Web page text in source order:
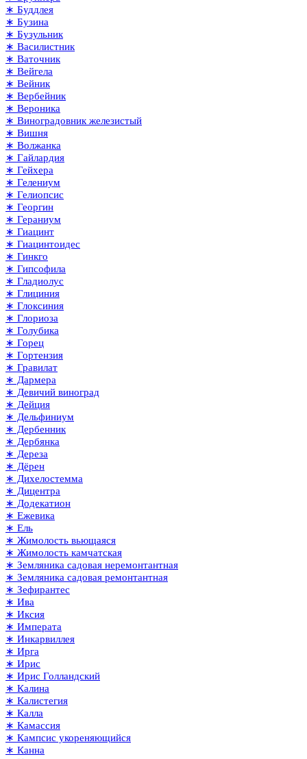
∗ Буддлея
∗ Бузина
∗ Бузульник
∗ Василистник
∗ Ваточник
∗ Вейгела
∗ Вейник
∗ Вербейник
∗ Вероника
∗ Виноградовник железистый
∗ Вишня
∗ Волжанка
∗ Гайлардия
∗ Гейхера
∗ Гелениум
∗ Гелиопсис
∗ Георгин
∗ Гераниум
∗ Гиацинт
∗ Гиацинтоидес
∗ Гинкго
∗ Гипсофила
∗ Гладиолус
∗ Глициния
∗ Глоксиния
∗ Глориоза
∗ Голубика
∗ Горец
∗ Гортензия
∗ Гравилат
∗ Дармера
∗ Девичий виноград
∗ Дейция
∗ Дельфиниум
∗ Дербенник
∗ Дербянка
∗ Дереза
∗ Дёрен
∗ Дихелостемма
∗ Дицентра
∗ Додекатион
∗ Ежевика
∗ Ель
∗ Жимолость вьющаяся
∗ Жимолость камчатская
∗ Земляника садовая неремонтантная
∗ Земляника садовая ремонтантная
∗ Зефирантес
∗ Ива
∗ Иксия
∗ Императа
∗ Инкарвиллея
∗ Ирга
∗ Ирис
∗ Ирис Голландский
∗ Калина
∗ Калистегия
∗ Калла
∗ Камассия
∗ Кампсис укореняющийся
∗ Канна